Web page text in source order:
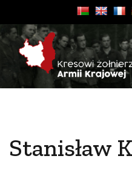
Stanisław